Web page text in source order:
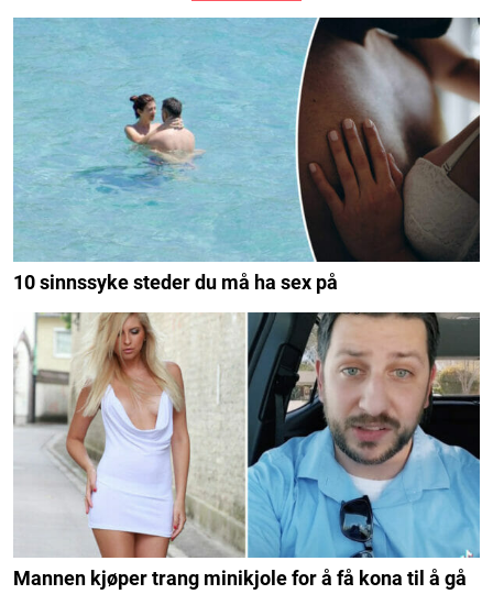
10 sinnssyke steder du må ha sex på
Mannen kjøper trang minikjole for å få kona til å gå